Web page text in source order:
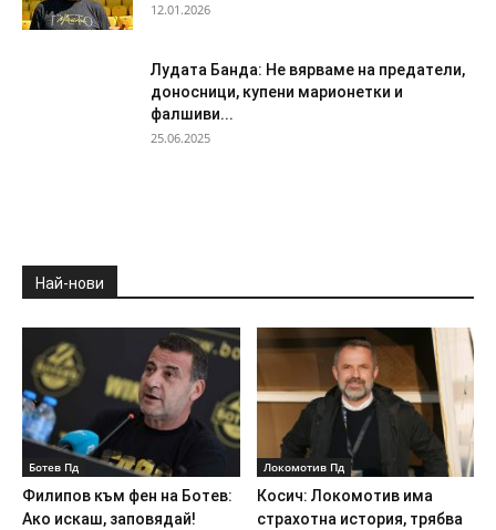
12.01.2026
Лудата Банда: Не вярваме на предатели,
доносници, купени марионетки и
фалшиви...
25.06.2025
Най-нови
Ботев Пд
Филипов към фен на Ботев:
Ако искаш, заповядай!
Локомотив Пд
Косич: Локомотив има
страхотна история, трябва